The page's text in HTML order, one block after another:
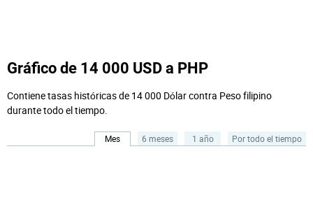
Gráfico de 14 000 USD a PHP
Contiene tasas históricas de 14 000 Dólar contra Peso filipino
durante todo el tiempo.
Mes 6 meses 1 año Por todo el tiempo